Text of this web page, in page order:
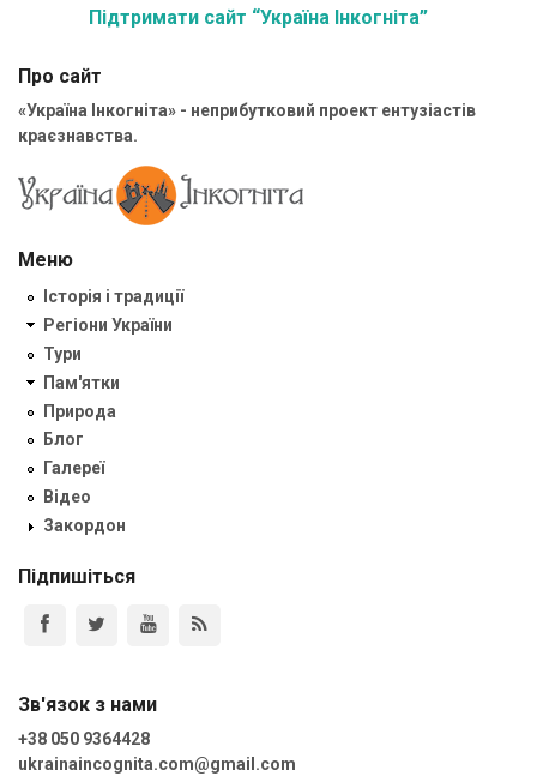
Підтримати сайт “Україна Інкогніта”
Про сайт
«Україна Інкогніта» - неприбутковий проект ентузіастів
краєзнавства.
Меню
Історія і традиції
Регіони України
Тури
Пам'ятки
Природа
Блог
Галереї
Відео
Закордон
Підпишіться
Зв'язок з нами
+38 050 9364428
ukrainaincognita.com@gmail.com